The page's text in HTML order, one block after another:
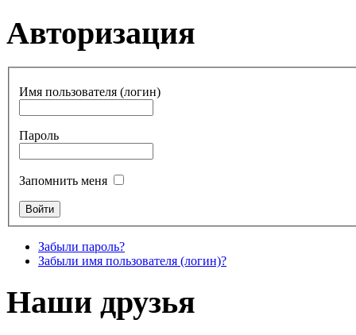
Авторизация
Имя пользователя (логин)
Пароль
Запомнить меня
Забыли пароль?
Забыли имя пользователя (логин)?
Наши друзья